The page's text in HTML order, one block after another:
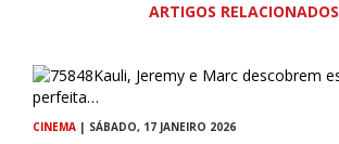
ARTIGOS RELACIONADOS
CINEMA | SÁBADO, 17 JANEIRO 2026